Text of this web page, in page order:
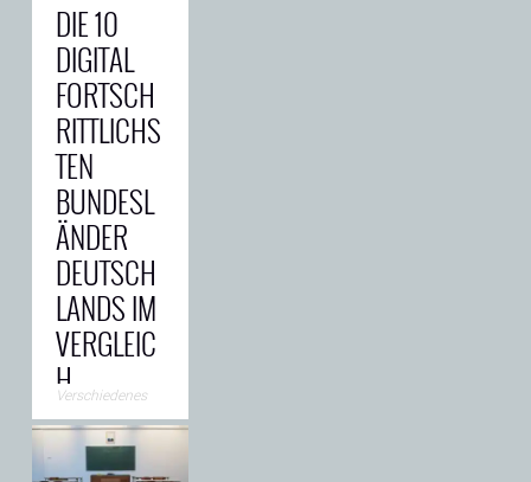
DIE 10
DIGITAL
FORTSCH
RITTLICHS
TEN
BUNDESL
ÄNDER
DEUTSCH
LANDS IM
VERGLEIC
H
Die
Digitalisierung
verändert
Verschiedenes